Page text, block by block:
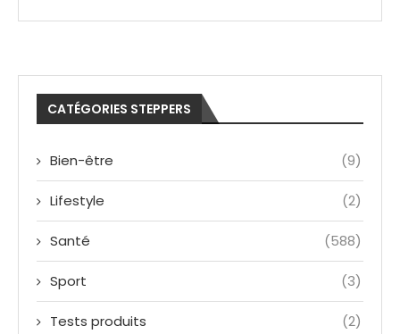
CATÉGORIES STEPPERS
Bien-être (9)
Lifestyle (2)
Santé (588)
Sport (3)
Tests produits (2)